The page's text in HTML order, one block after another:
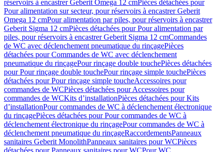
réservoirs à encastrer Geberit Omega 12 cmPièces détachées pour
Pour alimentation sur secteur, pour réservoirs à encastrer Geberit
Omega 12 cmPour alimentation par piles, pour réservoirs à encastrer
Geberit Sigma 12 cmPièces détachées pour Pour alimentation par
piles, pour réservoirs à encastrer Geberit Sigma 12 cmCommandes
de WC avec déclenchement pneumatique du rinçagePièces
détachées pour Commandes de WC avec déclenchement
pneumatique du rinçagePour rinçage double touchePièces détachées
pour Pour rinçage double touchePour rinçage simple touchePièces
détachées pour Pour rinçage simple toucheAccessoires pour
commandes de WCPièces détachées pour Accessoires pour
commandes de WCKits d’installationPièces détachées pour Kits
d’installationPour commandes de WC à déclenchement électronique
du rinçagePièces détachées pour Pour commandes de WC à
déclenchement électronique du rinçagePour commandes de WC à
déclenchement pneumatique du rinçageRaccordementsPanneaux
sanitaires Geberit MonolithPanneaux sanitaires pour WCPièces
détachées pour Panneaux sanitaires pour WCPour WC